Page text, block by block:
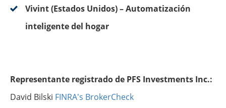
Vivint (Estados Unidos) – Automatización
inteligente del hogar
Representante registrado de PFS Investments Inc.:
David Bilski FINRA's BrokerCheck